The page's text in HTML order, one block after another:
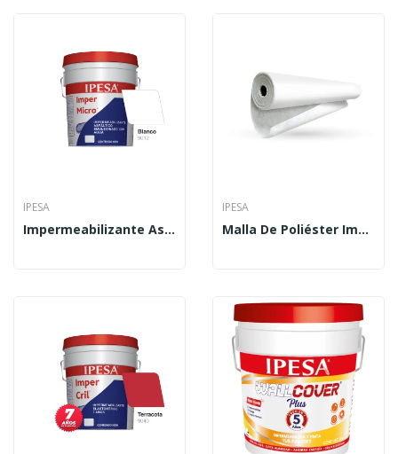
IPESA
Impermeabilizante Asfáltico Imper Micro 19 L
IPESA
Malla De Poliéster Imper Flex 100 Mts